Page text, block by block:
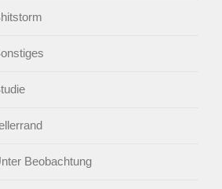
Beobachtung